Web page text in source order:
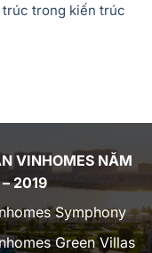
trong kiến trúc
VINHOMES NĂM
2019
Symphony
Green Villas